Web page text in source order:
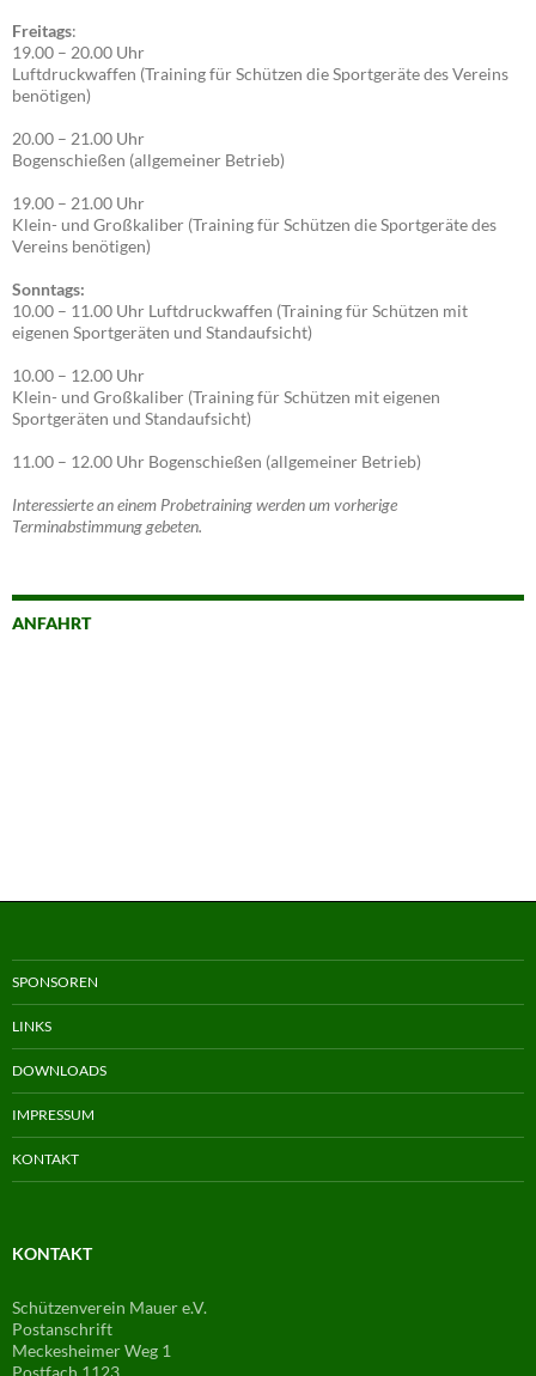
Freitags:
19.00 – 20.00 Uhr
Luftdruckwaffen (Training für Schützen die Sportgeräte des Vereins
benötigen)
20.00 – 21.00 Uhr
Bogenschießen (allgemeiner Betrieb)
19.00 – 21.00 Uhr
Klein- und Großkaliber (Training für Schützen die Sportgeräte des
Vereins benötigen)
Sonntags:
10.00 – 11.00 Uhr Luftdruckwaffen (Training für Schützen mit
eigenen Sportgeräten und Standaufsicht)
10.00 – 12.00 Uhr
Klein- und Großkaliber (Training für Schützen mit eigenen
Sportgeräten und Standaufsicht)
11.00 – 12.00 Uhr Bogenschießen (allgemeiner Betrieb)
Interessierte an einem Probetraining werden um vorherige
Terminabstimmung gebeten.
ANFAHRT
SPONSOREN
LINKS
DOWNLOADS
IMPRESSUM
KONTAKT
KONTAKT
Schützenverein Mauer e.V.
Postanschrift
Meckesheimer Weg 1